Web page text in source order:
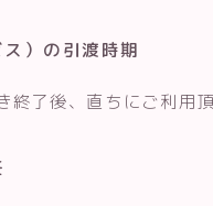
）の引渡時期
終了後、直ちにご利用頂